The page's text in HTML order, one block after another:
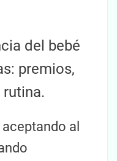
del bebé
premios,
al